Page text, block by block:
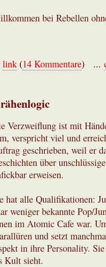
bei Rebellen
link (14 Kommentare) ...
Verzweiflung ist mit
verspricht viel und
geschrieben, weil er
über
erweisen.
hat alle Qualifikationen:
weniger bekannte Pop/
im Atomic Cafe war.
und setzt
in ihre Personality.
Kult sieht.